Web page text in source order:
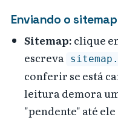
Enviando o
Sitemap: clique
escreva
conferir se está
leitura demora
"pendente" até